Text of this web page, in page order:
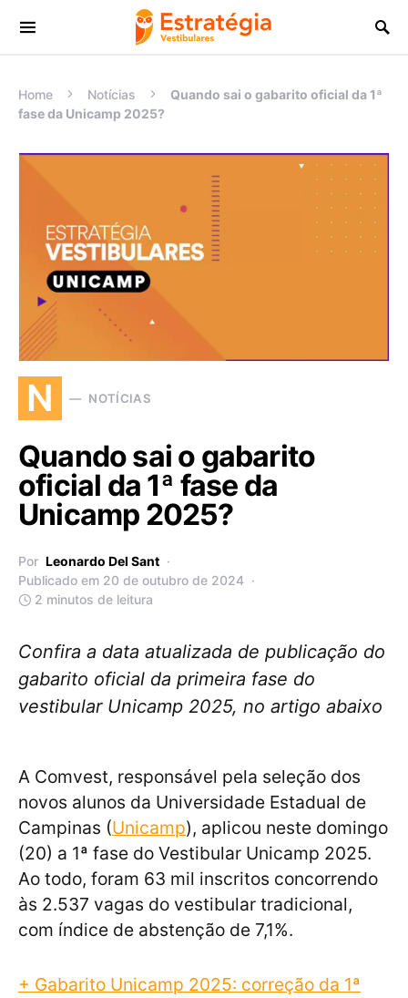
Procurar:
Home Notícias
Quando sai o gabarito oficial da 1ª
fase da Unicamp 2025?
N NOTÍCIAS
Quando sai o gabarito
oficial da 1ª fase da
Unicamp 2025?
Por Leonardo Del Sant
Publicado em 20 de outubro de 2024
2 minutos de leitura
Confira a data atualizada de publicação do
gabarito oficial da primeira fase do
vestibular Unicamp 2025, no artigo abaixo
A Comvest, responsável pela seleção dos
novos alunos da Universidade Estadual de
Campinas (Unicamp), aplicou neste domingo
(20) a 1ª fase do Vestibular Unicamp 2025.
Ao todo, foram 63 mil inscritos concorrendo
às 2.537 vagas do vestibular tradicional,
com índice de abstenção de 7,1%.
+ Gabarito Unicamp 2025: correção da 1ª